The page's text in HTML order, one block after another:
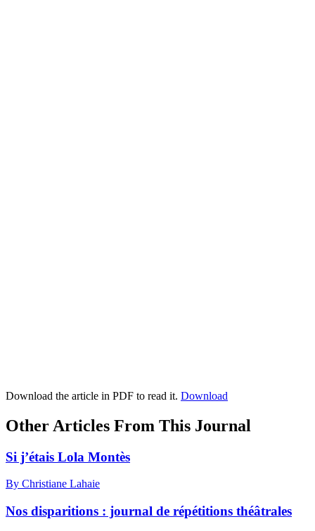
Download the article in PDF to read it. Download
Other Articles From This Journal
Si j’étais Lola Montès
By Christiane Lahaie
Nos disparitions : journal de répétitions théâtrales